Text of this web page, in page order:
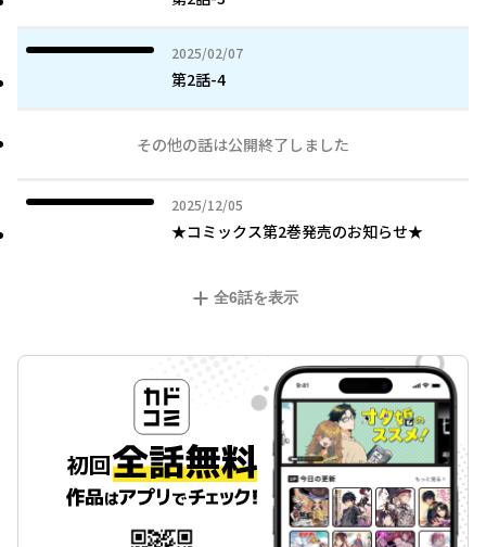
2025/02/07
2025年02月07日
第2話-4
その他の話は公開終了しました
2025/12/05
2025年12月05日
★コミックス第2巻発売のお知らせ★
全6話を表示